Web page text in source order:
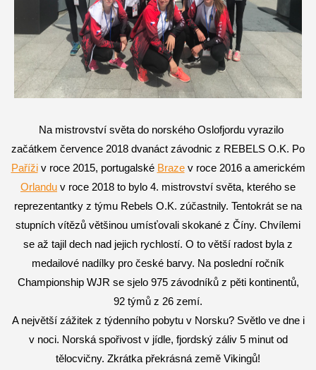
Na mistrovství světa do norského Oslofjordu vyrazilo
začátkem července 2018 dvanáct závodnic z REBELS O.K. Po
Paříživ roce 2015, portugalské Brazev roce 2016 a americkém
Orlandu v roce 2018 to bylo 4. mistrovství světa, kterého se
reprezentantky z týmu Rebels O.K. zúčastnily. Tentokrát se na
stupních vítězů většinou umísťovali skokané z Číny. Chvílemi
se až tajil dech nad jejich rychlostí. O to větší radost byla z
medailové nadílky pro české barvy. Na poslední ročník
Championship WJR se sjelo 975 závodníků z pěti kontinentů,
92 týmů z 26 zemí.
A největší zážitek z týdenního pobytu v Norsku? Světlo ve dne i
v noci. Norská spořivost v jídle, fjordský záliv 5 minut od
tělocvičny. Zkrátka překrásná země Vikingů!